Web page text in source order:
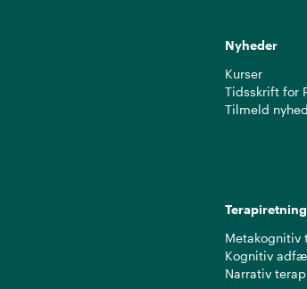
Nyheder
Kurser
Tidsskrift for
Tilmeld
Metakognitiv
Kognitiv
Narrativ